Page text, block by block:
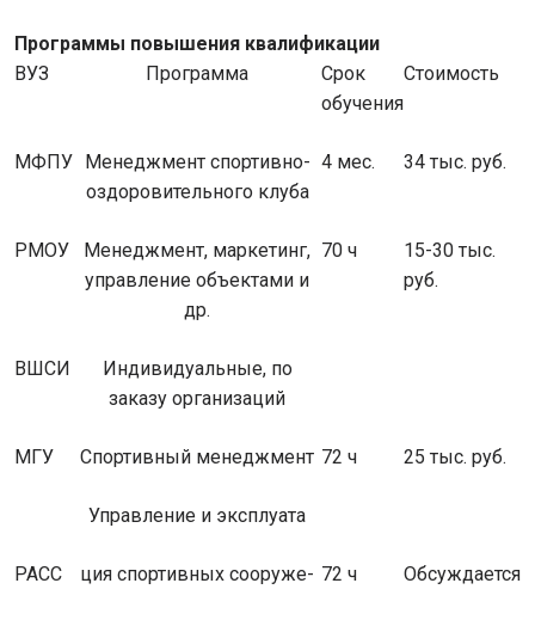
Программы повышения квалификации
ВУЗ
Программа
Срок
обучения
Стоимость
МФПУ Менеджмент спортивно-
оздоровительного клуба
4 мес. 34 тыс. руб.
РМОУ
Менеджмент, маркетинг,
управление объектами и
др.
70 ч
15-30 тыс.
руб.
ВШСИ
Индивидуальные, по
заказу организаций
МГУ Спортивный менеджмент 72 ч 25 тыс. руб.
Управление и эксплуата­
РАСС ция спортивных сооруже- 72 ч Обсуждается